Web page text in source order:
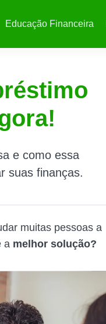
Educação Financeira
e como essa
suas finanças.
muitas pessoas a
a melhor solução?